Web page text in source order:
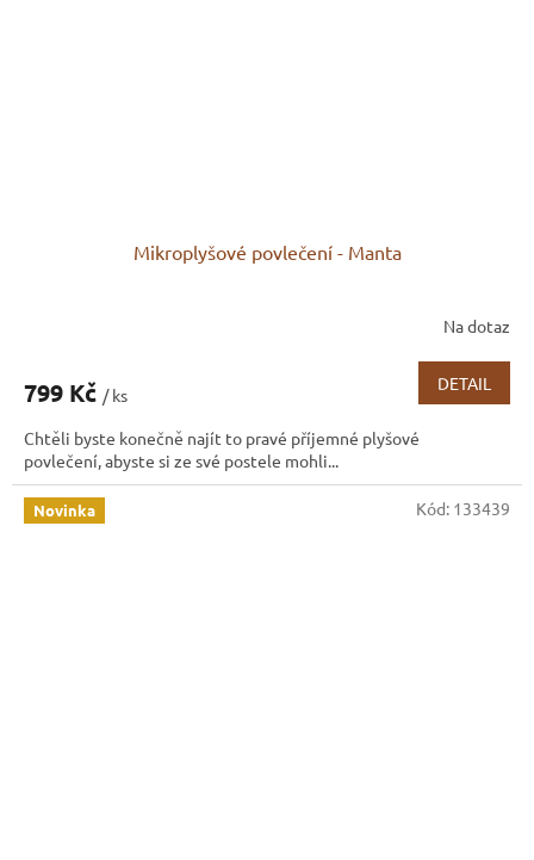
Mikroplyšové povlečení - Manta
Na dotaz
799 Kč / ks
DETAIL
Chtěli byste konečně najít to pravé příjemné plyšové
povlečení, abyste si ze své postele mohli...
Novinka Kód: 133439